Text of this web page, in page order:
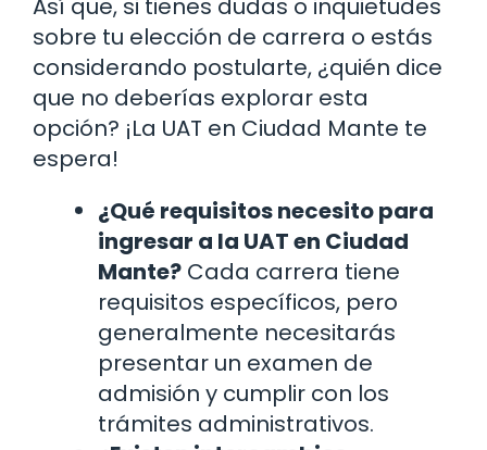
Así que, si tienes dudas o inquietudes
sobre tu elección de carrera o estás
considerando postularte, ¿quién dice
que no deberías explorar esta
opción? ¡La UAT en Ciudad Mante te
espera!
¿Qué requisitos necesito para
ingresar a la UAT en Ciudad
Mante? Cada carrera tiene
requisitos específicos, pero
generalmente necesitarás
presentar un examen de
admisión y cumplir con los
trámites administrativos.